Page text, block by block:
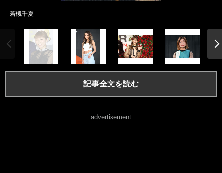
若槻千夏
記事全文を読む
advertisement